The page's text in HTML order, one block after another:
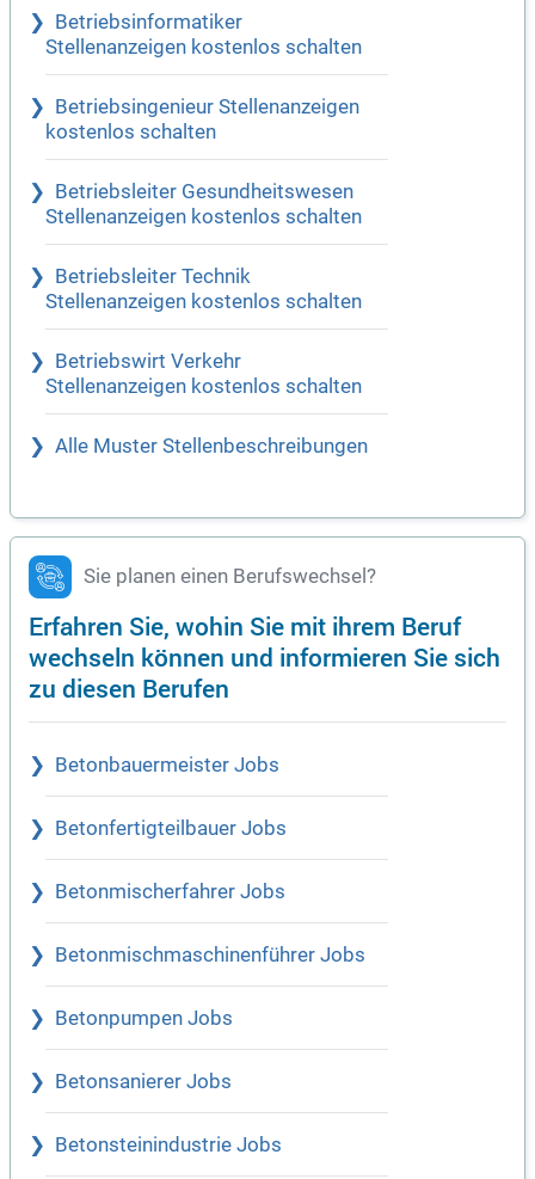
Betriebsinformatiker
Stellenanzeigen kostenlos schalten
Betriebsingenieur Stellenanzeigen
kostenlos schalten
Betriebsleiter Gesundheitswesen
Stellenanzeigen kostenlos schalten
Betriebsleiter Technik
Stellenanzeigen kostenlos schalten
Betriebswirt Verkehr
Stellenanzeigen kostenlos schalten
Alle Muster Stellenbeschreibungen
Sie planen einen Berufswechsel?
Erfahren Sie, wohin Sie mit ihrem Beruf
wechseln können und informieren Sie sich
zu diesen Berufen
Betonbauermeister Jobs
Betonfertigteilbauer Jobs
Betonmischerfahrer Jobs
Betonmischmaschinenführer Jobs
Betonpumpen Jobs
Betonsanierer Jobs
Betonsteinindustrie Jobs